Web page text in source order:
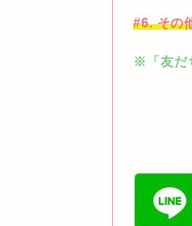
#6. その
※「友だ